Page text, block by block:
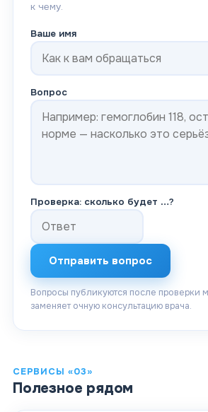
к чему.
Ваше имя
Вопрос
Проверка: сколько будет …?
Отправить вопрос
Вопросы публикуются после проверки
заменяет очную консультацию врача.
СЕРВИСЫ «03»
Полезное рядом